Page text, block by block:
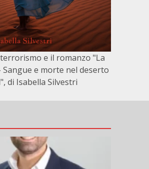
e il romanzo "La
e morte nel deserto
di Isabella Silvestri